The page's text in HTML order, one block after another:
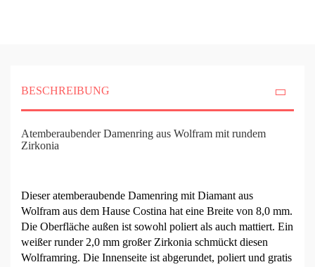
BESCHREIBUNG
Atemberaubender Damenring aus Wolfram mit rundem
Zirkonia
Dieser atemberaubende Damenring mit Diamant aus
Wolfram aus dem Hause Costina hat eine Breite von 8,0 mm.
Die Oberfläche außen ist sowohl poliert als auch mattiert. Ein
weißer runder 2,0 mm großer Zirkonia schmückt diesen
Wolframring. Die Innenseite ist abgerundet, poliert und gratis